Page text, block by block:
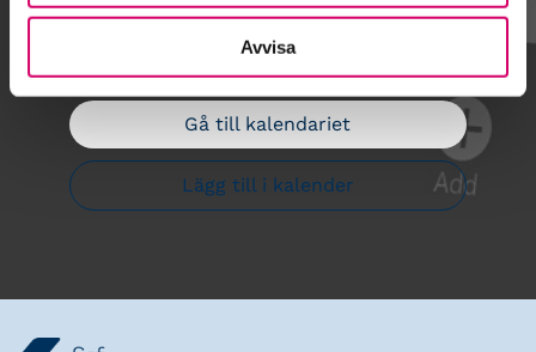
Avvisa
Gå till kalendariet
Lägg till i kalender